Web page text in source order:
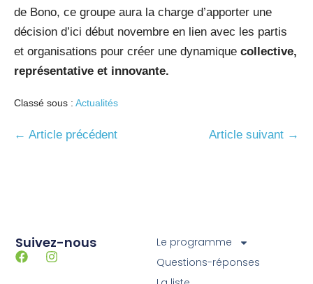
de Bono, ce groupe aura la charge d’apporter une
décision d’ici début novembre en lien avec les partis
et organisations pour créer une dynamique collective,
représentative et innovante.
Classé sous : Actualités
← Article précédent Article suivant →
Le programme
Questions-réponses
Suivez-nous